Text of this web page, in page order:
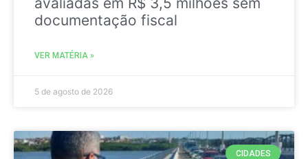
documentação fiscal
VER MATÉRIA »
5 de agosto de 2026
CIDADES